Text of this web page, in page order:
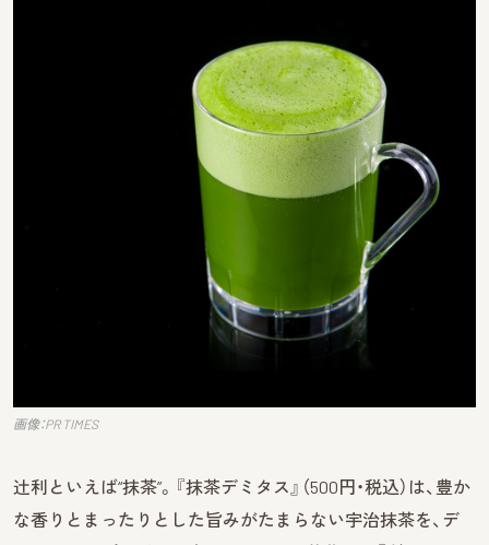
画像：PR TIMES
辻利といえば“抹茶”。『抹茶デミタス』（500円・税込）は、豊か
な香りとまったりとした旨みがたまらない宇治抹茶を、デ